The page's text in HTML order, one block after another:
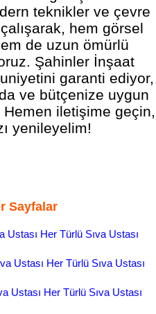
teknikler ve çevre
hem görsel
de uzun ömürlü
Şahinler İnşaat
garanti ediyor,
ve bütçenize uygun
iletişime geçin,
yenileyelim!
Sayfalar
Ustası Her Türlü Sıva Ustası
Ustası Her Türlü Sıva Ustası
Ustası Her Türlü Sıva Ustası